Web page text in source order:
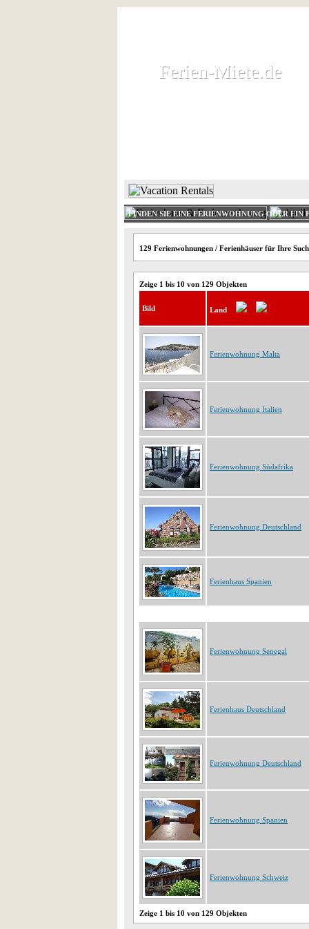
Ferien-Miete.de
Ferien-Miete.de
FINDEN SIE EINE FERIENWOHNUNG ODER EIN
129 Ferienwohnungen / Ferienhäuser für Ihre
Zeige 1 bis 10 von 129 Objekten
Bild Land
Ferienwohnung Malta
Ferienwohnung Italien
Ferienwohnung Südafrika
Ferienwohnung Deutschland
Ferienhaus Spanien
Ferienwohnung Senegal
Ferienhaus Deutschland
Ferienwohnung Deutschland
Ferienwohnung Spanien
Ferienwohnung Schweiz
Zeige 1 bis 10 von 129 Objekten